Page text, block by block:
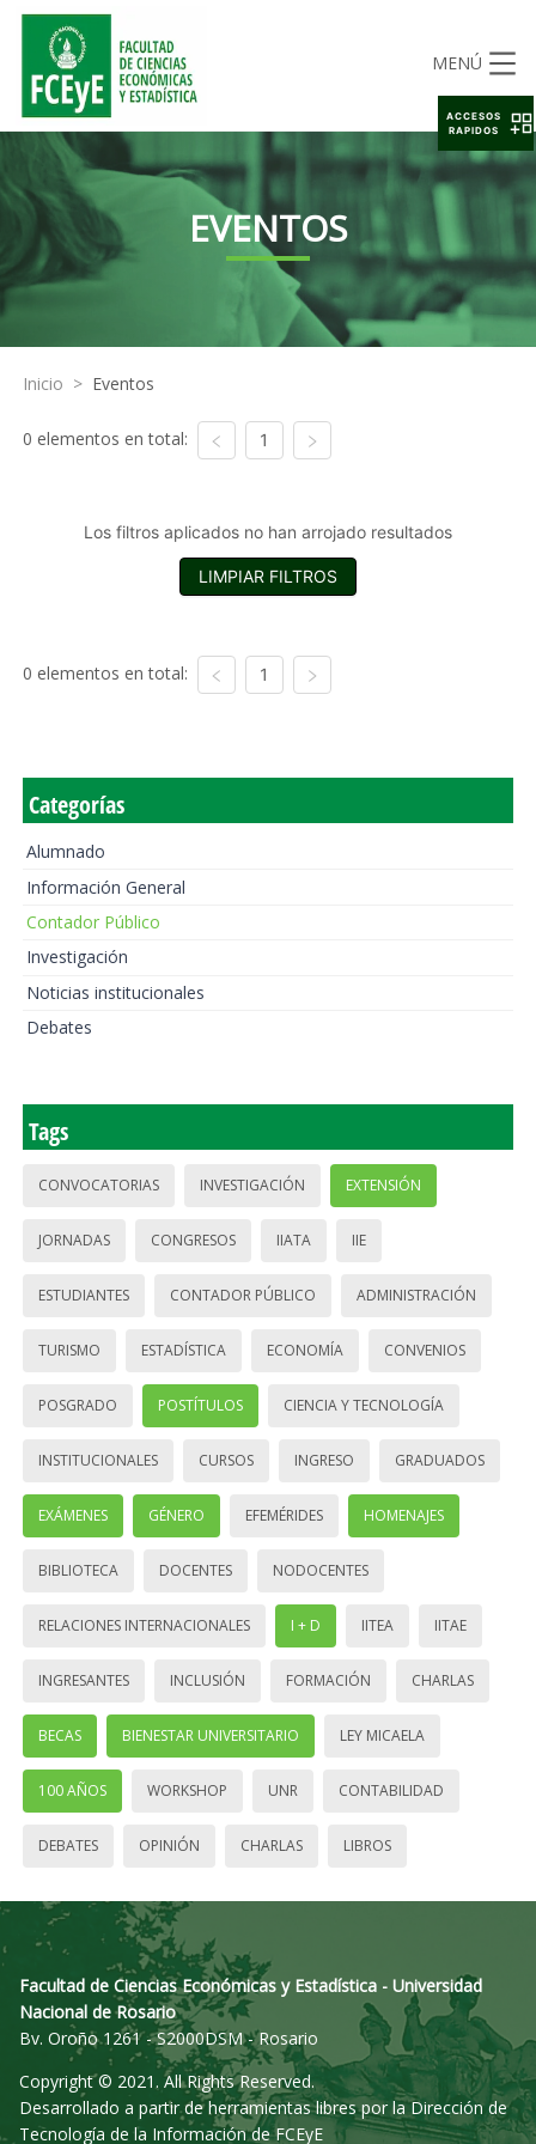
MENÚ
EVENTOS
Inicio > Eventos
0 elementos en total: 1
Los filtros aplicados no han arrojado resultados
LIMPIAR FILTROS
0 elementos en total: 1
Categorías
Alumnado
Información General
Contador Público
Investigación
Noticias institucionales
Debates
Tags
CONVOCATORIAS INVESTIGACIÓN EXTENSIÓN
JORNADAS CONGRESOS IIATA IIE
ESTUDIANTES CONTADOR PÚBLICO ADMINISTRACIÓN
TURISMO ESTADÍSTICA ECONOMÍA CONVENIOS
POSGRADO POSTÍTULOS CIENCIA Y TECNOLOGÍA
INSTITUCIONALES CURSOS INGRESO GRADUADOS
EXÁMENES GÉNERO EFEMÉRIDES HOMENAJES
BIBLIOTECA DOCENTES NODOCENTES
RELACIONES INTERNACIONALES I + D IITEA IITAE
INGRESANTES INCLUSIÓN FORMACIÓN CHARLAS
BECAS BIENESTAR UNIVERSITARIO LEY MICAELA
100 AÑOS WORKSHOP UNR CONTABILIDAD
DEBATES OPINIÓN CHARLAS LIBROS
Facultad de Ciencias Económicas y Estadística - Universidad
Nacional de Rosario
Bv. Oroño 1261 - S2000DSM - Rosario
Copyright © 2021. All Rights Reserved.
Desarrollado a partir de herramientas libres por la Dirección de
Tecnología de la Información de FCEyE
ACCESOS
RAPIDOS